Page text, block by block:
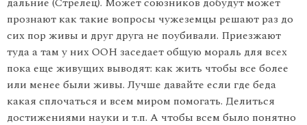
прознают как такие вопросы чужеземцы решают раз до
сих пор живы и друг друга не поубивали. Приезжают
туда а там у них ООН заседает общую мораль для всех
пока еще живущих выводят: как жить чтобы все более
или менее были живы. Лучше давайте если где беда
какая сплочаться и всем миром помогать. Делиться
достижениями науки и т.п. А чтобы всем было понятно